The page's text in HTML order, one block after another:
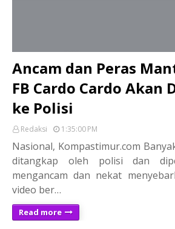
Ancam dan Peras
FB Cardo Cardo Akan
ke Polisi
Redaksi 1:35:00 PM
Nasional, Kompastimur.com
ditangkap oleh polisi dan
mengancam dan nekat
video ber…
Read more